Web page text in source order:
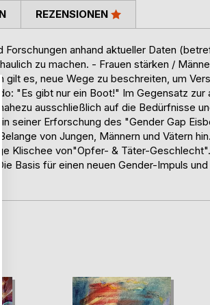
anhand aktueller Daten
zu machen. - Frauen stärken /
es, neue Wege zu beschreiten, um
"Es gibt nur ein Boot!" Im Gegensatz zur
ausschließlich auf die Bedürfnisse
seiner Erforschung des "Gender Gap
von Jungen, Männern und Vätern
Klischee von"Opfer- & Täter-
Basis für einen neuen Gender-Impuls und
REZENSIONEN